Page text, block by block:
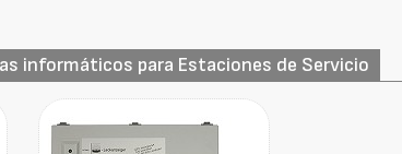
informáticos para Estaciones de Servicio